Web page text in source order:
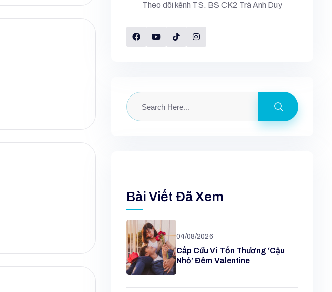
Theo dõi kênh TS. BS CK2 Trà Anh Duy
Bài Viết Đã Xem
04/08/2026
Cấp Cứu Vì Tổn Thương ‘cậu
Nhỏ’ Đêm Valentine